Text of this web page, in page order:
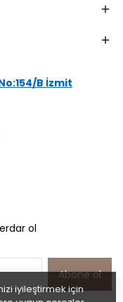
iyileştirmek için
B İzmit
ol
Abone ol